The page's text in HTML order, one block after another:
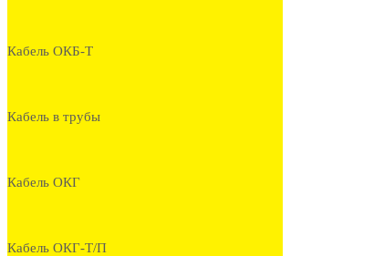
Кабель ОКБ-Т
Кабель в трубы
Кабель ОКГ
Кабель ОКГ-Т/П